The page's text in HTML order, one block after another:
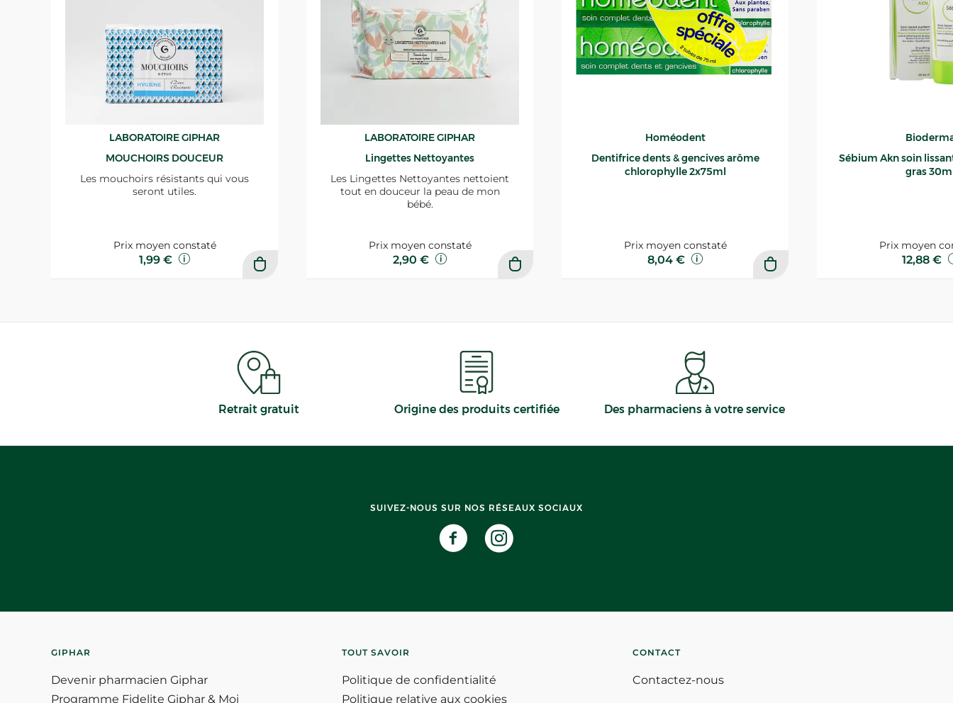
LABORATOIRE GIPHAR
MOUCHOIRS DOUCEUR
Les mouchoirs résistants qui vous
seront utiles.
Prix moyen constaté
1,99 €
LABORATOIRE GIPHAR
Lingettes Nettoyantes
Les Lingettes Nettoyantes nettoient
tout en douceur la peau de mon
bébé.
Prix moyen constaté
2,90 €
Homéodent
Dentifrice dents & gencives arôme
chlorophylle 2x75ml
Prix moyen constaté
8,04 €
Sébium Akn soin lissant
gras
Prix moyen
12,88 €
Retrait gratuit Origine des produits certifiée Des pharmaciens à votre service
SUIVEZ-NOUS SUR NOS RÉSEAUX SOCIAUX
GIPHAR
Devenir pharmacien Giphar
Programme Fidelite Giphar & Moi
TOUT SAVOIR
Politique de confidentialité
Politique relative aux cookies
CONTACT
Contactez-nous